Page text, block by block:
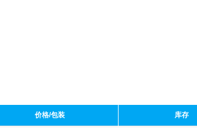
价格/包装 库存